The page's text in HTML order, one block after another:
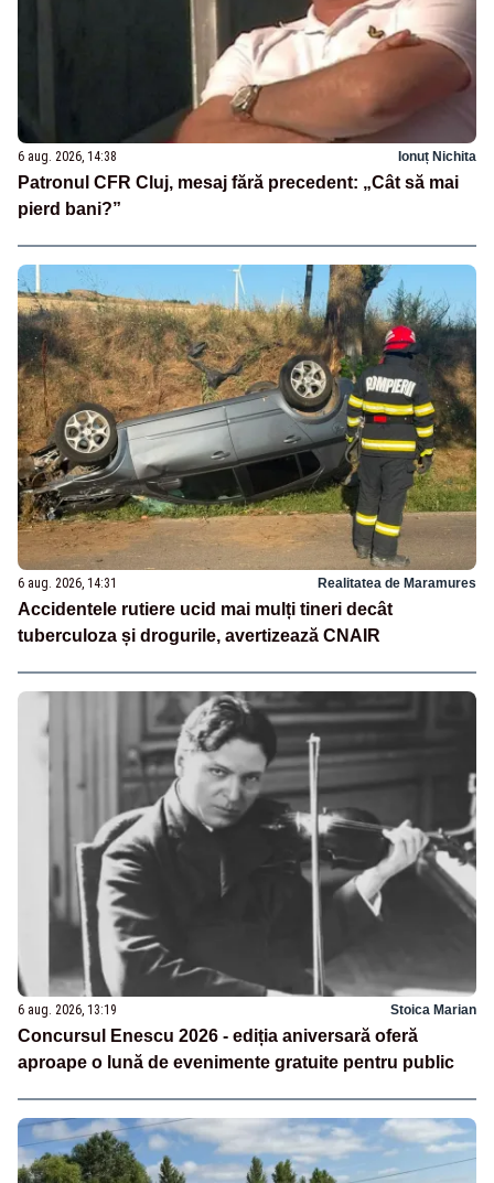
6 aug. 2026, 14:38 Ionuț Nichita
Patronul CFR Cluj, mesaj fără precedent: „Cât să mai
pierd bani?”
6 aug. 2026, 14:31 Realitatea de Maramures
Accidentele rutiere ucid mai mulți tineri decât
tuberculoza și drogurile, avertizează CNAIR
6 aug. 2026, 13:19 Stoica Marian
Concursul Enescu 2026 - ediția aniversară oferă
aproape o lună de evenimente gratuite pentru public